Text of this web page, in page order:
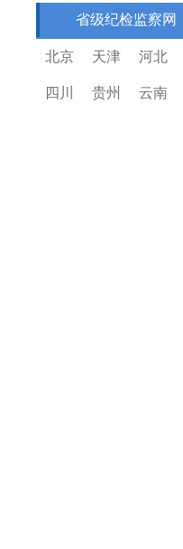
省级纪检监察网
北京 天津 河北
四川 贵州 云南